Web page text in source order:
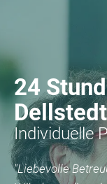
24
Dellstedt
Individuelle
"Liebevolle